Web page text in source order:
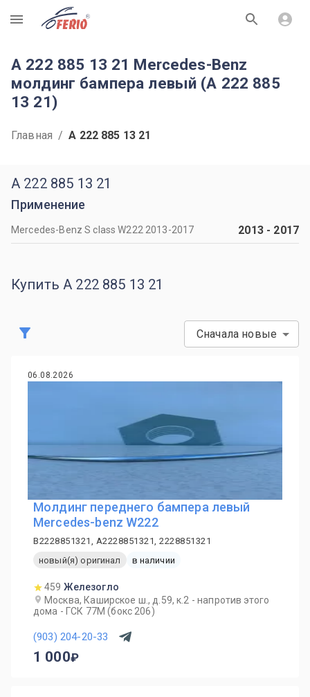
R
A 222 885 13 21 Mercedes-Benz
молдинг бампера левый (A 222 885
13 21)
Главная / A 222 885 13 21
A 222 885 13 21
Применение
Mercedes-Benz S class W222 2013-2017 2013- 2017
Купить A 222 885 13 21
Сначала новые
06.08.2026
Молдинг переднего бампера левый
Mercedes-benz W222
B2228851321, A2228851321, 2228851321
новый(я) оригинал
в наличии
459 Железогло
Москва, Каширское ш., д.59, к.2 - напротив этого
дома - ГСК 77М (бокс 206)
(903) 204-20-33
1 000